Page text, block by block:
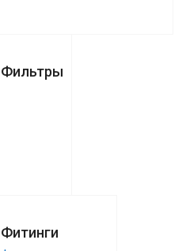
Фильтры
Фитинги